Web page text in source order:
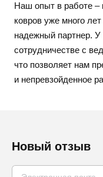
Наш опыт в работе
ковров уже много
надежный партнер.
сотрудничестве с
что позволяет нам
и непревзойденное
Новый отзыв